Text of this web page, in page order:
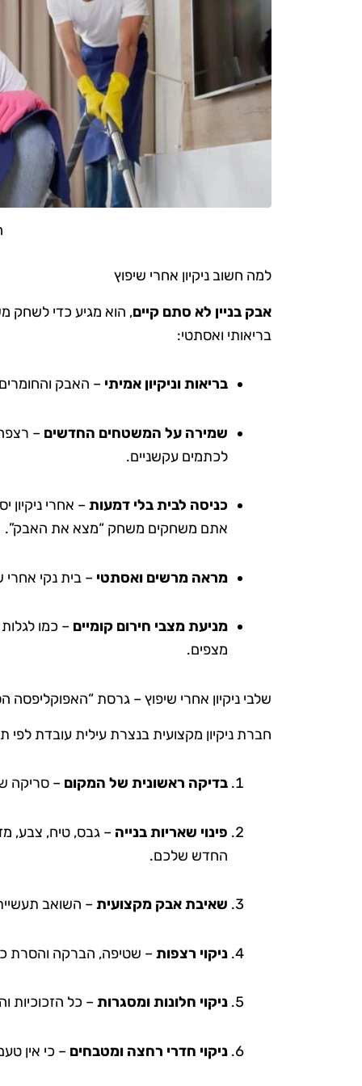
למה חשוב ניקיון אחרי שיפוץ
אבק בניין לא סתם קיים, הוא מגיע כדי לשחק
בריאותי ואסתטי:
בריאות וניקיון אמיתי – האבק
שמירה על המשטחים החדשים –
לכתמים עקשניים.
כניסה לבית בלי דמעות – אחרי
אתם משחקים משחק “מצא את האבק”.
מראה מרשים ואסתטי – בית נקי אחרי
מניעת מצבי חירום קומיים – כמו
מצפים.
שלבי ניקיון אחרי שיפוץ – גרסת “האפוקליפסה
חברת ניקיון מקצועית בנצרת עילית עובדת לפי
בדיקה ראשונית של המקום – סריקה
פינוי שאריות בנייה – גבס, טיח, צבע,
החדש שלכם.
שאיבת אבק מקצועית – השואב
ניקוי רצפות – שטיפה, הברקה והסרת
ניקוי חלונות ומסגרות – כל הזכוכיות
ניקוי חדרי רחצה ומטבחים – כי אין